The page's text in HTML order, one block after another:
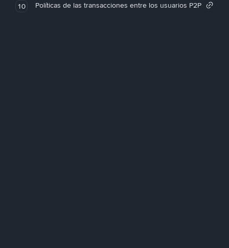
10 Políticas de las transacciones entre los usuarios P2P